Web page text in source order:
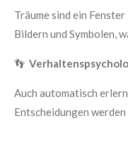
Träume sind ein
Bildern und Symbolen,
👣
Auch automatisch
Entscheidungen